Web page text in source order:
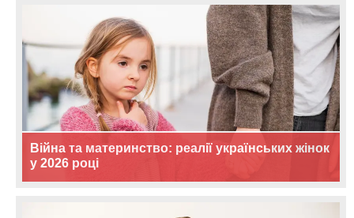
Війна та материнство: реалії українських жінок
у 2026 році